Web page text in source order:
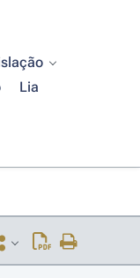
Lia